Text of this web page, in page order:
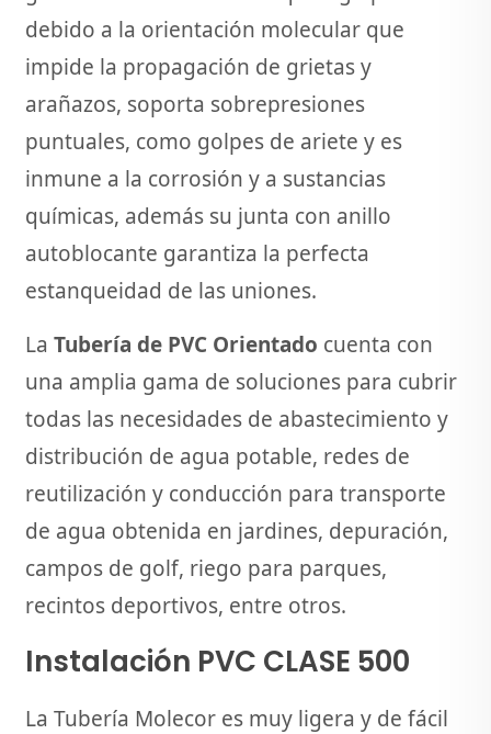
debido a la orientación molecular que
impide la propagación de grietas y
arañazos, soporta sobrepresiones
puntuales, como golpes de ariete y es
inmune a la corrosión y a sustancias
químicas, además su junta con anillo
autoblocante garantiza la perfecta
estanqueidad de las uniones.
LaTubería de PVC Orientado cuenta con
una amplia gama de soluciones para cubrir
todas las necesidades de abastecimiento y
distribución de agua potable, redes de
reutilización y conducción para transporte
de agua obtenida en jardines, depuración,
campos de golf, riego para parques,
recintos deportivos, entre otros.
Instalación PVC CLASE 500
La Tubería Molecor es muy ligera y de fácil